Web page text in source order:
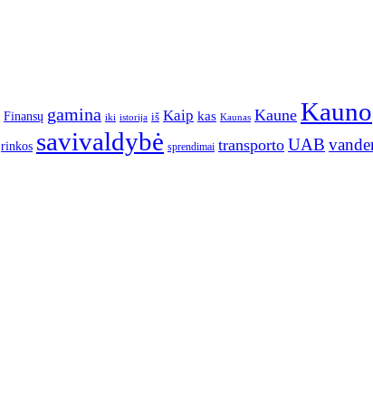
Finansų gamina iki istorija iš Kaip kas Kaunas Kaune Kauno
rinkos savivaldybė sprendimai transporto UAB